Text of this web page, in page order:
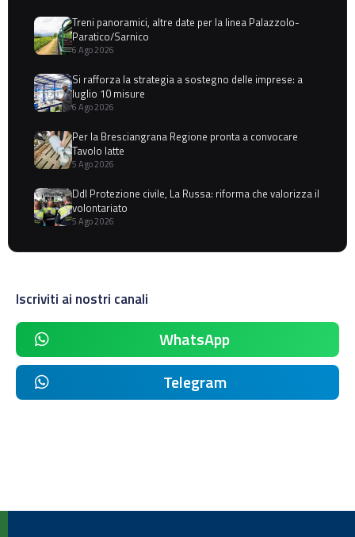
Treni panoramici, altre date per la linea Palazzolo-
Paratico/Sarnico
6 Ago 2026
Si rafforza la strategia a sostegno delle imprese: a
luglio 10 misure
6 Ago 2026
Per la Bresciangrana Regione pronta a convocare
Tavolo latte
5 Ago 2026
Ddl Protezione civile, La Russa: riforma che valorizza il
volontariato
5 Ago 2026
Iscriviti ai nostri canali
WhatsApp
Telegram